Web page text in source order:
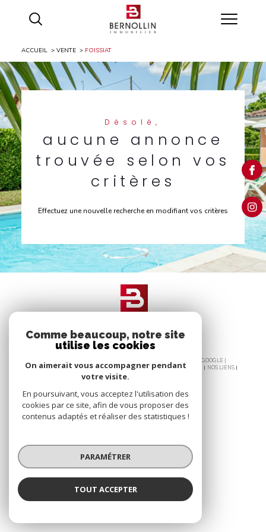
ACCUEIL VENTE FOISSIAT
Désolé,
aucune annonce
trouvée selon vos
critères
Effectuez une nouvelle recherche en modifiant vos critères
© 2026 | TOUS DROITS RÉSERVÉS | TRADUCTION POWERED BY GOOGLE |
PLAN DU SITE
NOS HONORAIRES MENTIONS LÉGALES ADMIN
NOS LIENS
POLITIQUE RGPD
Comme beaucoup, notre site
utilise les cookies
On aimerait vous accompagner pendant
votre visite.
En poursuivant, vous acceptez l'utilisation des
cookies par ce site, afin de vous proposer des
contenus adaptés et réaliser des statistiques !
PARAMÉTRER
TOUT ACCEPTER